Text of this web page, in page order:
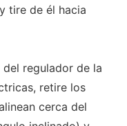
tire de él hacia
regulador de la
retire los
cerca del